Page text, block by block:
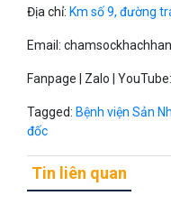
Địa chỉ: Km số 9, đường
Email:
Fanpage | Zalo | YouTube:
Tagged: Bệnh viện Sản
đốc
Tin liên quan